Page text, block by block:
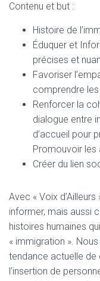
Contenu et but :
Histoire de
Éduquer et
précises et
Favoriser
comprendre
Renforcer la
dialogue entre
d’accueil pour
Promouvoir les
Créer du lien
Avec « Voix
informer, mais aussi
histoires humaines
« immigration ».
tendance actuelle de
l’insertion de